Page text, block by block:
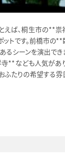
えば、桐生市の**
トです。前橋市の
シーンを演出でき
**なども人気があ
ふたりの希望する